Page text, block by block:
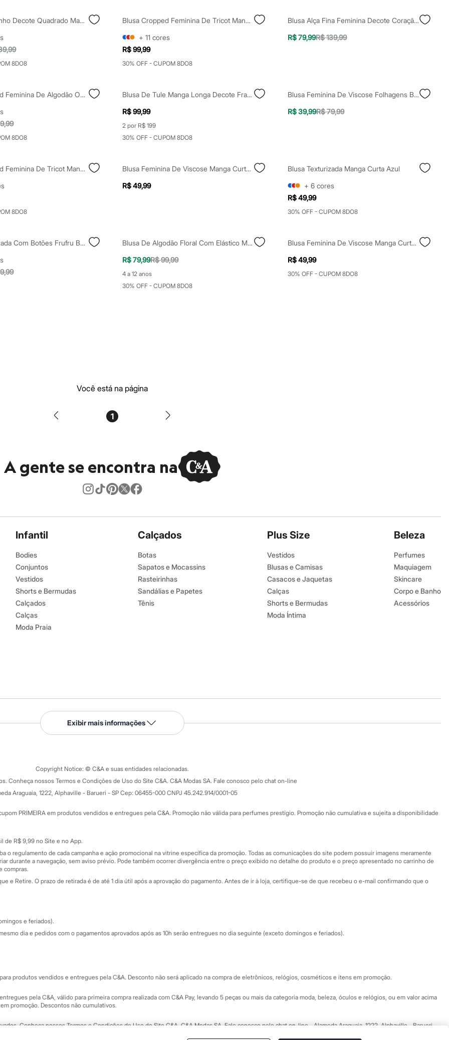
Blusa Com Linho Decote Quadrado Manga Bufante Marrom
8DO8
Blusa Cropped Feminina De Tricot Manga Curta Marrom
+ 11 cores
R$ 99,99
30% OFF - CUPOM 8DO8
Blusa Alça Fina Feminina Decote Coração Franzida Amarela
R$ 79,99R$ 139,99
Blusa Cropped Feminina De Algodão Ombro A Ombro Azul
8DO8
Blusa De Tule Manga Longa Decote Franzido Preto
R$ 99,99
2 por R$ 199
30% OFF - CUPOM 8DO8
Blusa Feminina De Viscose Folhagens Bege
R$ 39,99R$ 79,99
Blusa Cropped Feminina De Tricot Manga Curta Rosa
8DO8
Blusa Feminina De Viscose Manga Curta Listrada Azul
R$ 49,99
Blusa Texturizada Manga Curta Azul
+ 6 cores
R$ 49,99
30% OFF - CUPOM 8DO8
Blusa Texturizada Com Botões Frufru Bege
Blusa De Algodão Floral Com Elástico Manga Longa Azul Marinho
R$ 79,99R$ 99,99
4 a 12 anos
30% OFF - CUPOM 8DO8
Blusa Feminina De Viscose Manga Curta Floral Verde
R$ 49,99
30% OFF - CUPOM 8DO8
Você está na página
1
A gente se encontra na
Infantil
Bodies
Conjuntos
Vestidos
Shorts e Bermudas
Calçados
Calças
Moda Praia
Calçados
Botas
Sapatos e Mocassins
Rasteirinhas
Sandálias e Papetes
Tênis
Plus Size
Vestidos
Blusas e Camisas
Casacos e Jaquetas
Calças
Shorts e Bermudas
Moda Íntima
Beleza
Perfumes
Maquiagem
Skincare
Corpo e Banho
Acessórios
Serviços
Tipos de serviços
Formas de pagamento
Todas as vantagens
Minha C&A
Cupons de desconto
Atendimento
Fale conosco
Central de ética
Eventos
Exibir mais informações
Copyright Notice: © C&A e suas entidades relacionadas.
Conheça nossos Termos e Condições de Uso do Site C&A. C&A Modas SA. Fale conosco pelo chat on-line
Araguaia, 1222, Alphaville - Barueri - SP Cep: 06455-000 CNPJ 45.242.914/0001-05
PRIMEIRA em produtos vendidos e entregues pela C&A. Promoção não válida para perfumes prestígio. Promoção não cumulativa e sujeita a disponibilidade
de R$ 9,99 no Site e no App.
o regulamento de cada campanha e ação promocional na vitrine específica da promoção. Todas as comunicações do site podem possuir imagens meramente
durante a navegação, sem aviso prévio. Pode também ocorrer divergência entre o preço exibido no detalhe do produto e o preço apresentado no carrinho de
compras.
e Retire. O prazo de retirada é de até 1 dia útil após a aprovação do pagamento. Antes de ir à loja, certifique-se de que recebeu o e-mail confirmando que o
e feriados).
dia e pedidos com o pagamentos aprovados após as 10h serão entregues no dia seguinte (exceto domingos e feriados).
produtos vendidos e entregues pela C&A. Desconto não será aplicado na compra de eletrônicos, relógios, cosméticos e itens em promoção.
pela C&A, válido para primeira compra realizada com C&A Pay, levando 5 peças ou mais da categoria moda, beleza, óculos e relógios, ou em valor acima
promoção. Descontos não cumulativos.
Conheça nossos Termos e Condições de Uso do Site C&A. C&A Modas SA. Fale conosco pelochat on-line- Alameda Araguaia, 1222, Alphaville - Barueri -